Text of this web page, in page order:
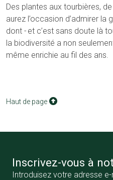
Des plantes aux tourbières,
aurez l’occasion d’admirer
dont - et c’est sans doute là
la biodiversité a non
même enrichie au fil des ans.
Haut de page
Inscrivez-vous à
Introduisez votre adresse